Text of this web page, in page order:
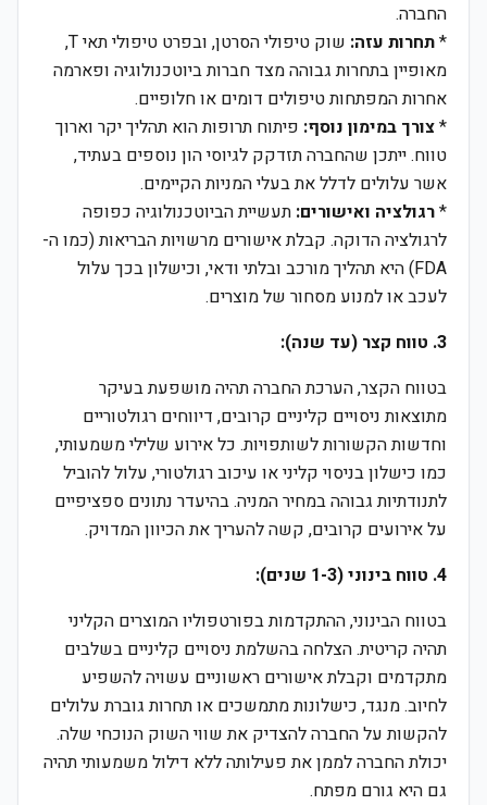
החברה.
*תחרות עזה:
שוק טיפולי הסרטן, ובפרט טיפולי תאי T,
מאופיין בתחרות גבוהה מצד חברות ביוטכנולוגיה ופארמה
אחרות המפתחות טיפולים דומים או חלופיים.
*צורך במימון נוסף: פיתוח תרופות הוא תהליך יקר וארוך
טווח. ייתכן שהחברה תזדקק לגיוסי הון נוספים בעתיד,
אשר עלולים לדלל את בעלי המניות הקיימים.
*רגולציה ואישורים: תעשיית הביוטכנולוגיה כפופה
לרגולציה הדוקה. קבלת אישורים מרשויות הבריאות (כמו ה-
FDA) היא תהליך מורכב ובלתי ודאי, וכישלון בכך עלול
לעכב או למנוע מסחור של מוצרים.
3. טווח קצר (עד שנה):
בטווח הקצר, הערכת החברה תהיה מושפעת בעיקר
מתוצאות ניסויים קליניים קרובים, דיווחים רגולטוריים
וחדשות הקשורות לשותפויות. כל אירוע שלילי משמעותי,
כמו כישלון בניסוי קליני או עיכוב רגולטורי, עלול להוביל
לתנודתיות גבוהה במחיר המניה. בהיעדר נתונים ספציפיים
על אירועים קרובים, קשה להעריך את הכיוון המדויק.
4. טווח בינוני (1-3 שנים):
בטווח הבינוני, ההתקדמות בפורטפוליו המוצרים הקליני
תהיה קריטית. הצלחה בהשלמת ניסויים קליניים בשלבים
מתקדמים וקבלת אישורים ראשוניים עשויה להשפיע
לחיוב. מנגד, כישלונות מתמשכים או תחרות גוברת עלולים
להקשות על החברה להצדיק את שווי השוק הנוכחי שלה.
יכולת החברה לממן את פעילותה ללא דילול משמעותי תהיה
גם היא גורם מפתח.